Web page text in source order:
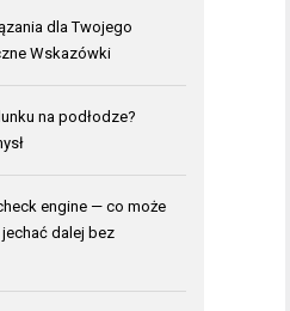
dla Twojego
Wskazówki
na podłodze?
engine — co może
dalej bez